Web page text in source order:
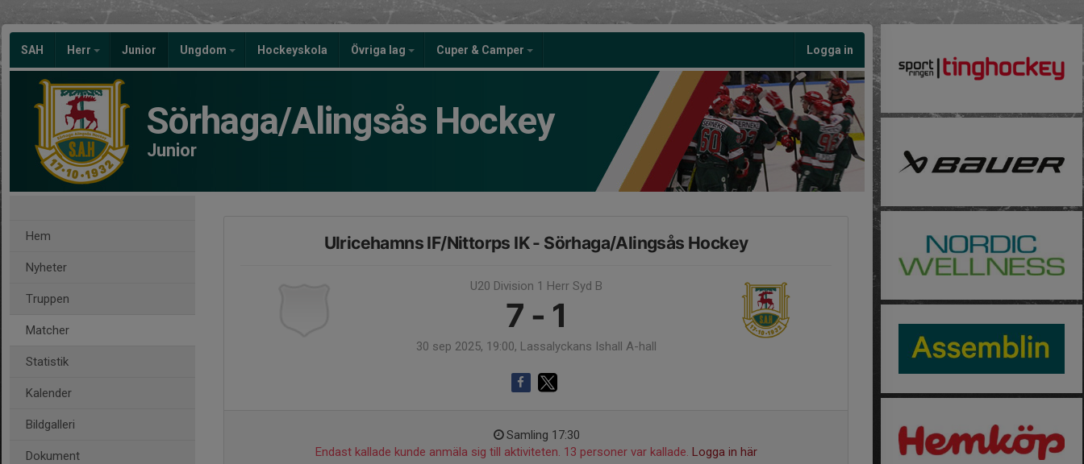
SAH Herr Junior Ungdom Hockeyskola Övriga lag Cuper & Camper Logga in
Sörhaga/Alingsås Hockey
Junior
Hem
Nyheter
Truppen
Matcher
Statistik
Kalender
Bildgalleri
Dokument
Ulricehamns IF/Nittorps IK - Sörhaga/Alingsås Hockey
U20 Division 1 Herr Syd B
7 - 1
30 sep 2025, 19:00, Lassalyckans Ishall A-hall
Samling 17:30
Endast kallade kunde anmäla sig till aktiviteten. 13 personer var kallade. Logga in här